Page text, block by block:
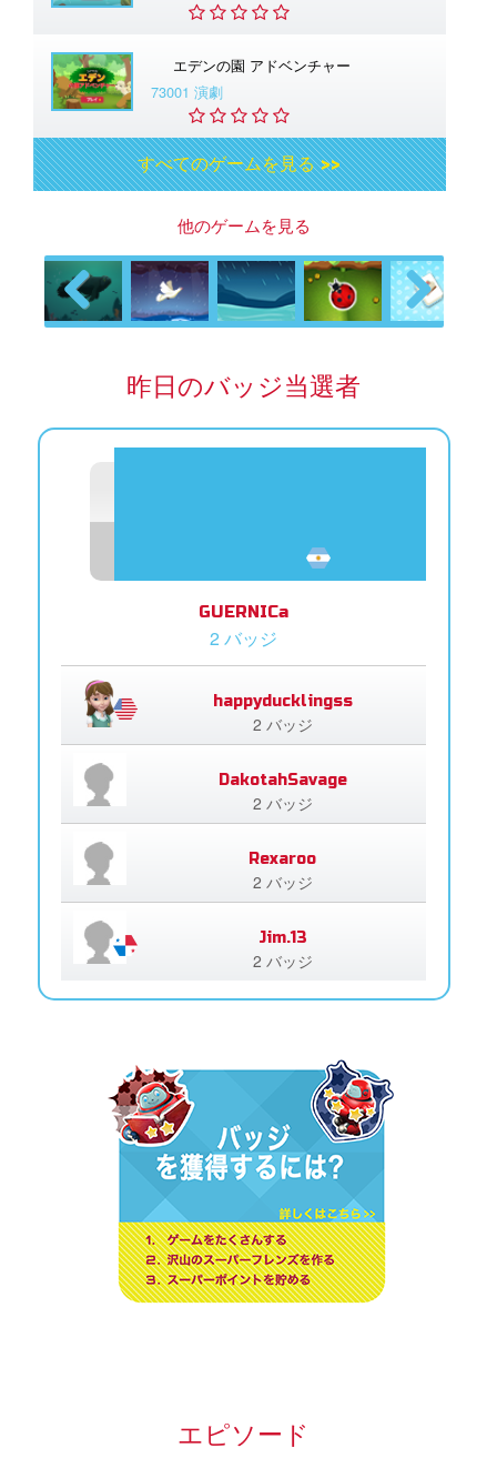
エデンの園 アドベンチャー
73001 演劇
すべてのゲームを見る >>
他のゲームを見る
Previous Next
昨日のバッジ当選者
GUERNICa
2 バッジ
happyducklingss
2 バッジ
DakotahSavage
2 バッジ
Rexaroo
2 バッジ
Jim.13
2 バッジ
エピソード